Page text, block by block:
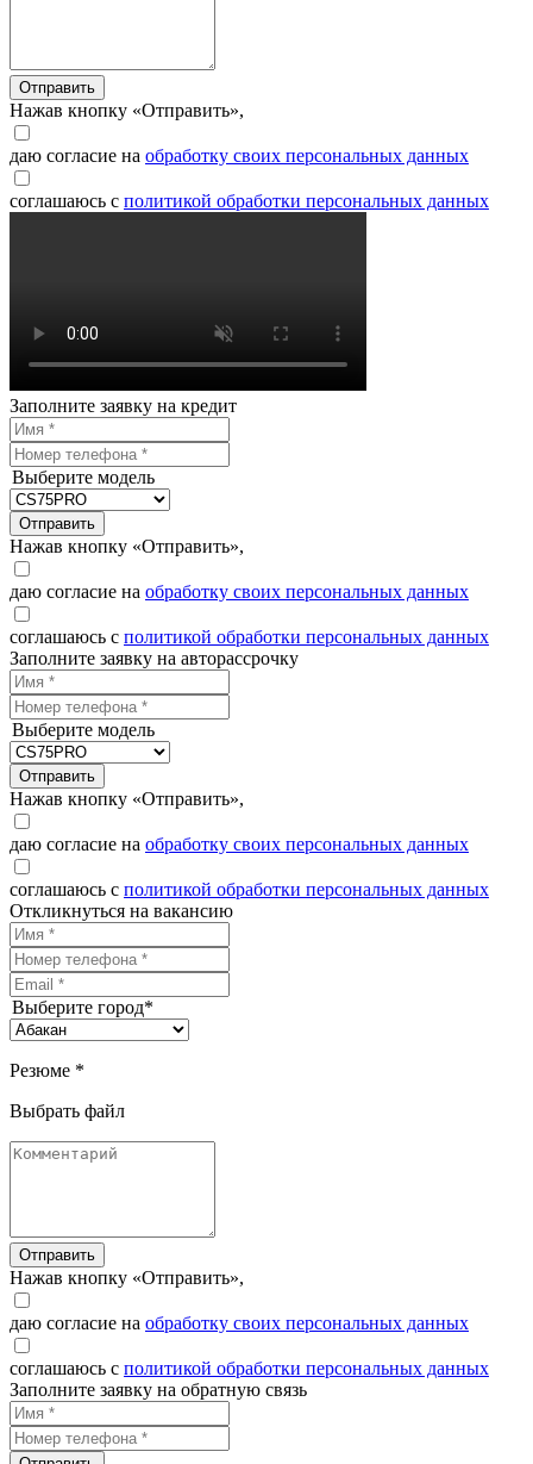
Отправить
Нажав кнопку «Отправить»,
даю согласие на обработку своих персональных данных
соглашаюсь с политикой обработки персональных данных
Заполните заявку на кредит
Выберите модель
Отправить
Нажав кнопку «Отправить»,
даю согласие на обработку своих персональных данных
соглашаюсь с политикой обработки персональных данных
Заполните заявку на авторассрочку
Выберите модель
Отправить
Нажав кнопку «Отправить»,
даю согласие на обработку своих персональных данных
соглашаюсь с политикой обработки персональных данных
Откликнуться на вакансию
Выберите город*
Резюме *
Выбрать файл
Отправить
Нажав кнопку «Отправить»,
даю согласие на обработку своих персональных данных
соглашаюсь с политикой обработки персональных данных
Заполните заявку на обратную связь